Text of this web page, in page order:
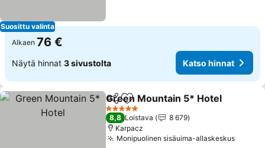
Suosittu valinta
Alkaen 76 €
Näytä hinnat 3 sivustolta Katso hinnat
Jaa Lisää suosikkeihin
Green Mountain 5* Hotel
5 Tähtiluokitus
8,8 Loistava
8 679
Karpacz
Monipuolinen sisäuima-allaskeskusKatso